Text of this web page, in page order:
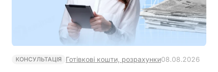
КОНСУЛЬТАЦІЯ Готівкові кошти, розрахунки08.08.2026